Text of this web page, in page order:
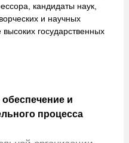
кандидаты наук,
и научных
государственных
и
процесса